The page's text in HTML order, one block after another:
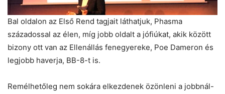
Bal oldalon az Első Rend tagjait láthatjuk, Phasma
századossal az élen, míg jobb oldalt a jófiúkat, akik között
bizony ott van az Ellenállás fenegyereke, Poe Dameron és
legjobb haverja, BB-8-t is.
Remélhetőleg nem sokára elkezdenek özönleni a jobbnál-